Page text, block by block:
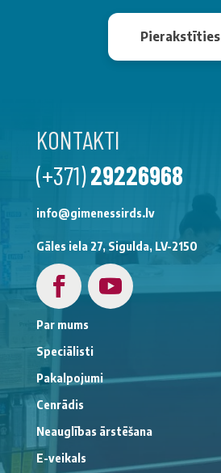
Pierakstīties
KONTAKTI
(+371)29226968
info@gimenessirds.lv
Gāles iela 27, Sigulda, LV-2150
Par mums
Speciālisti
Pakalpojumi
Cenrādis
Neauglības ārstēšana
E-veikals